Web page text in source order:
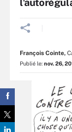
François Cointe,
Publié le: nov. 26,